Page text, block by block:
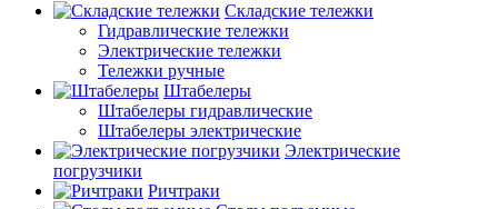
Складские тележки
Гидравлические тележки
Электрические тележки
Тележки ручные
Штабелеры
Штабелеры гидравлические
Штабелеры электрические
Электрические
погрузчики
Ричтраки